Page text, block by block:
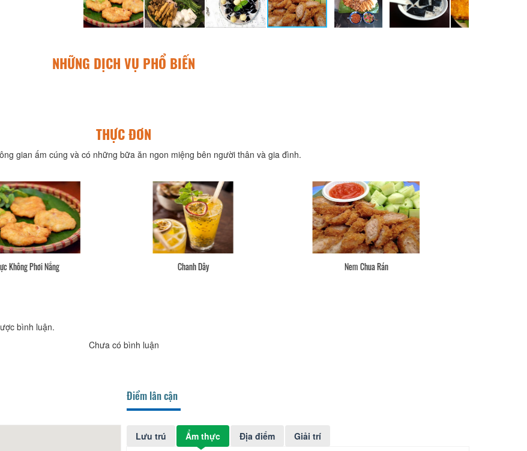
NHỮNG DỊCH VỤ PHỔ BIẾN
THỰC ĐƠN
gian ấm cúng và có những bữa ăn ngon miệng bên người thân và gia đình.
Chanh Dây Nem Chua Rán Dé Mực
bình luận.
Chưa có bình luận
Điểm lân cận
Lưu trú Ẩm thực Địa điểm Giải trí